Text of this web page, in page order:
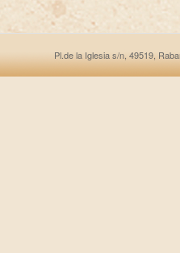
Pl.de la Iglesia s/n, 49519,